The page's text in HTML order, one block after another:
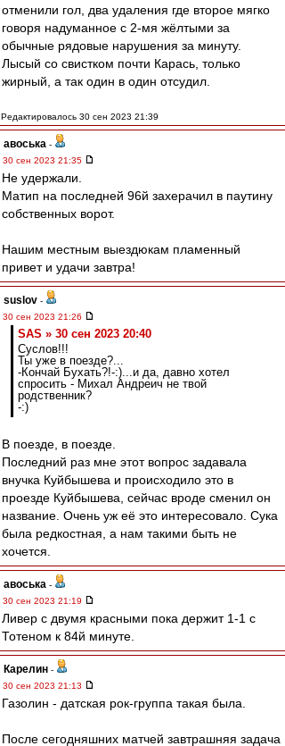
отменили гол, два удаления где второе мягко
говоря надуманное с 2-мя жёлтыми за
обычные рядовые нарушения за минуту.
Лысый со свистком почти Карась, только
жирный, а так один в один отсудил.
Редактировалось 30 сен 2023 21:39
авоська -
30 сен 2023 21:35
Не удержали.
Матип на последней 96й захерачил в паутину
собственных ворот.
Нашим местным выездюкам пламенный
привет и удачи завтра!
suslov -
30 сен 2023 21:26
SAS » 30 сен 2023 20:40
Суслов!!!
Ты уже в поезде?...
-Кончай Бухать?!-:)...и да, давно хотел
спросить - Михал Андреич не твой
родственник?
-:)
В поезде, в поезде.
Последний раз мне этот вопрос задавала
внучка Куйбышева и происходило это в
проезде Куйбышева, сейчас вроде сменил он
название. Очень уж её это интересовало. Сука
была редкостная, а нам такими быть не
хочется.
авоська -
30 сен 2023 21:19
Ливер с двумя красными пока держит 1-1 с
Тотеном к 84й минуте.
Карелин -
30 сен 2023 21:13
Газолин - датская рок-группа такая была.
После сегодняшних матчей завтрашняя задача